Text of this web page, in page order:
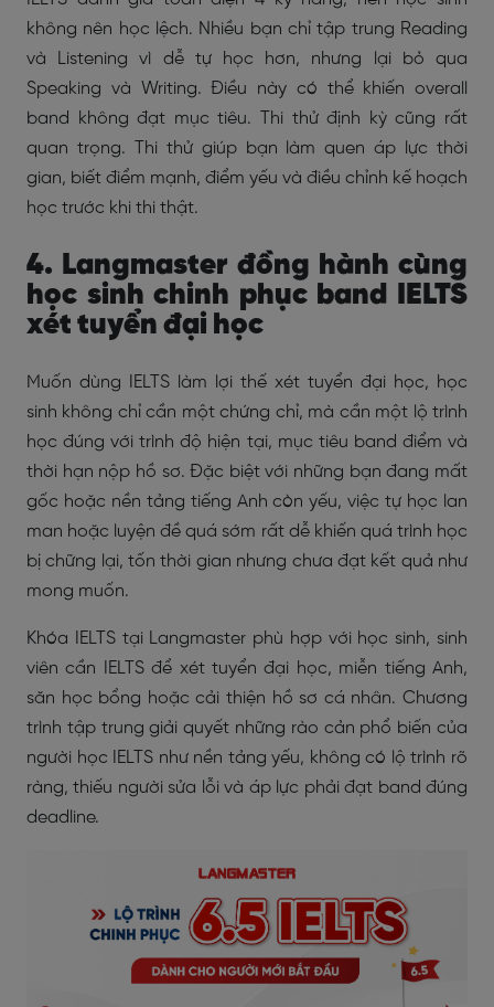
không nên học lệch. Nhiều bạn chỉ tập trung Reading
và Listening vì dễ tự học hơn, nhưng lại bỏ qua
Speaking và Writing. Điều này có thể khiến overall
band không đạt mục tiêu.
Thi thử định kỳ cũng rất
quan trọng. Thi thử giúp bạn làm quen áp lực thời
gian, biết điểm mạnh, điểm yếu và điều chỉnh kế hoạch
học trước khi thi thật.
4. Langmaster đồng hành cùng
học sinh chinh phục band IELTS
xét tuyển đại học
Muốn dùng IELTS làm lợi thế xét tuyển đại học, học
sinh không chỉ cần một chứng chỉ, mà cần một lộ trình
học đúng với trình độ hiện tại, mục tiêu band điểm và
thời hạn nộp hồ sơ. Đặc biệt với những bạn đang mất
gốc hoặc nền tảng tiếng Anh còn yếu, việc tự học lan
man hoặc luyện đề quá sớm rất dễ khiến quá trình học
bị chững lại, tốn thời gian nhưng chưa đạt kết quả như
mong muốn.
Khóa IELTS tại Langmaster phù hợp với học sinh, sinh
viên cần IELTS để xét tuyển đại học, miễn tiếng Anh,
săn học bổng hoặc cải thiện hồ sơ cá nhân. Chương
trình tập trung giải quyết những rào cản phổ biến của
người học IELTS như nền tảng yếu, không có lộ trình rõ
ràng, thiếu người sửa lỗi và áp lực phải đạt band đúng
deadline.